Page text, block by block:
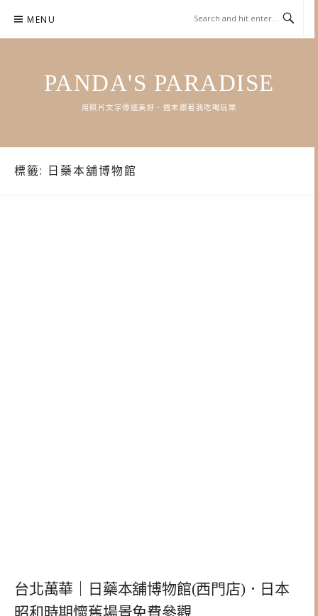
content
MENU
PANDA'S PARADISE
用照片文字傳遞美好．週末跟著我吃喝玩樂
標籤: 日藥本舖博物館
台北萬華｜日藥本舖博物館(西門店)．日本
昭和時期懷舊場景免費參觀